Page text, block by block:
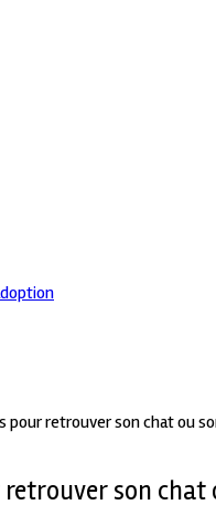
pour retrouver son chat ou
son chat